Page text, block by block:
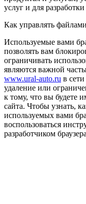
услуг и для
Как управлять
Используемые вами
позволять вам
ограничивать
являются важной
www.ural-auto.ru в
удаление или
к тому, что вы будете
сайта. Чтобы узнать,
используемых вами
воспользоваться
разработчиком